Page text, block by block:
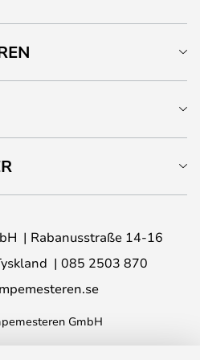
Rabanusstraße 14-16
085 2503 870
GmbH